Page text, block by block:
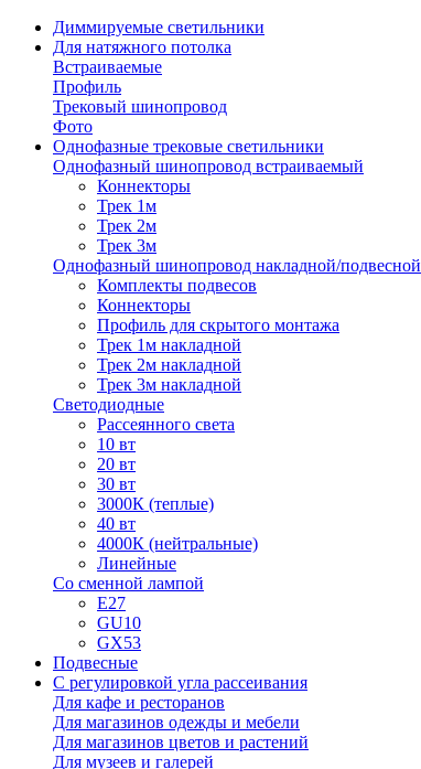
Диммируемые светильники
Для натяжного потолка
Встраиваемые
Профиль
Трековый шинопровод
Фото
Однофазные трековые светильники
Однофазный шинопровод встраиваемый
Коннекторы
Трек 1м
Трек 2м
Трек 3м
Однофазный шинопровод накладной/подвесной
Комплекты подвесов
Коннекторы
Профиль для скрытого монтажа
Трек 1м накладной
Трек 2м накладной
Трек 3м накладной
Светодиодные
Рассеянного света
10 вт
20 вт
30 вт
3000К (теплые)
40 вт
4000К (нейтральные)
Линейные
Со сменной лампой
E27
GU10
GX53
Подвесные
С регулировкой угла рассеивания
Для кафе и ресторанов
Для магазинов одежды и мебели
Для магазинов цветов и растений
Для музеев и галерей